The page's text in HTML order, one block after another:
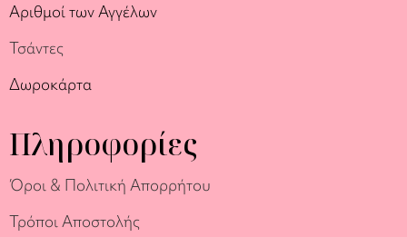
Αριθμοί των Αγγέλων
Τσάντες
Δωροκάρτα
Πληροφορίες
Όροι & Πολιτική Απορρήτου
Τρόποι Αποστολής